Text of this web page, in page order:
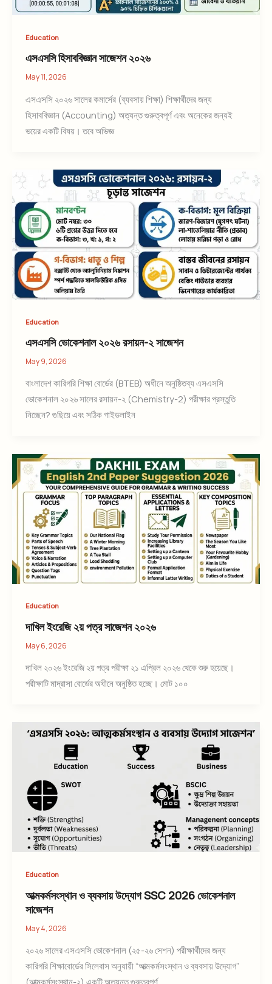
Education
এসএসসি হিসাববিজ্ঞান সাজেশন ২০২৬
May 11, 2026
এসএসসি ২০২৬ সালের কমার্সের (ব্যবসায় শিক্ষা) শিক্ষার্থীদের জন্য
হিসাববিজ্ঞান (Accounting) অত্যন্ত গুরুত্বপূর্ণ এবং অনেকের জন্যই
ভয়ের একটি বিষয়। তবে অভিজ্ঞ
Education
এসএসসি ভোকেশনাল ২০২৬ রসায়ন-২ সাজেশন
May 9, 2026
বাংলাদেশ কারিগরি শিক্ষা বোর্ডের (BTEB) অধীনে অনুষ্ঠিতব্য এসএসসি
ভোকেশনাল ২০২৬ সালের রসায়ন-২ (Chemistry-2) পরীক্ষার প্রস্তুতি
নিচ্ছেন? গুছিয়ে এবং সঠিক গাইডলাইন
Education
দাখিল ইংরেজি ২য় পত্র সাজেশন ২০২৬
May 6, 2026
দাখিল ২০২৬ ইংরেজি ২য় পত্র পরীক্ষা ২১ এপ্রিল ২০২৬ থেকে শুরু হয়েছে।
পরীক্ষাটি মাদ্রাসা বোর্ডের অধীনে অনুষ্ঠিত হচ্ছে। মোট ১০০
Education
আত্মকর্মসংস্থান ও ব্যবসায় উদ্যোগ SSC 2026 ভোকেশনাল
সাজেশন
May 4, 2026
২০২৬ সালের এসএসসি ভোকেশনাল (২৫-২৬ সেশন) পরীক্ষার্থীদের জন্য
কারিগরি শিক্ষাবোর্ডের সিলেবাস অনুযায়ী “আত্মকর্মসংস্থান ও ব্যবসায় উদ্যোগ”